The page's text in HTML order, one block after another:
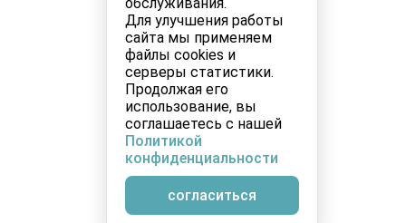
Для улучшения работы
сайта мы применяем
файлы cookies и
серверы статистики.
Продолжая его
использование, вы
соглашаетесь с нашей
Политикой
конфиденциальности
согласиться